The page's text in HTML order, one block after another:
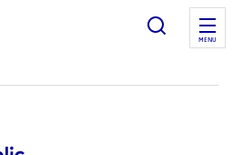
Ouvrir
MENU